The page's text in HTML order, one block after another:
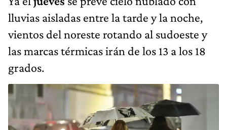
lluvias aisladas entre la tarde y la noche,
vientos del noreste rotando al sudoeste y
las marcas térmicas irán de los 13 a los 18
grados.